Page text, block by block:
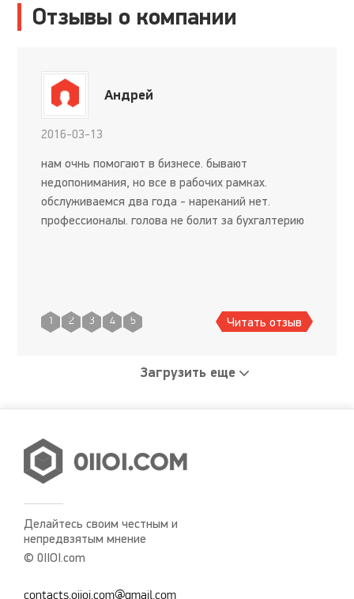
Отзывы о компании
Андрей
2016-03-13
нам очнь помогают в бизнесе. бывают
недопонимания, но все в рабочих рамках.
обслуживаемся два года - нареканий нет.
профессионалы. голова не болит за бухгалтерию
1 2 3 4 5 Читать отзыв
Загрузить еще
Делайтесь своим честным и
непредвзятым мнение
© 0IIOI.com
contacts.oiioi.com@gmail.com